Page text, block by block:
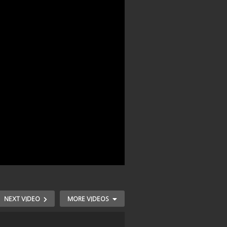
NEXT VIDEO MORE VIDEOS